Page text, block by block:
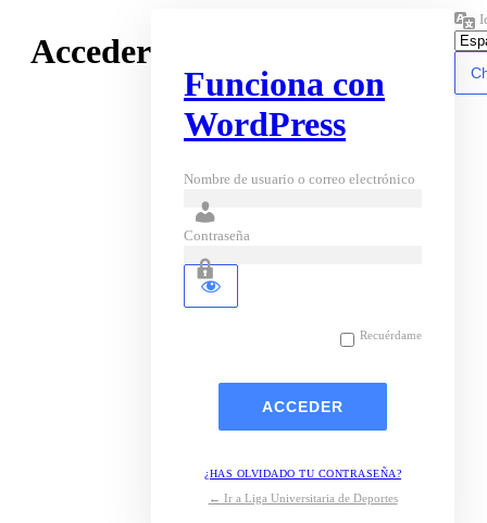
Acceder
Funciona con
WordPress
Nombre de usuario o correo electrónico
Contraseña
Recuérdame
¿HAS OLVIDADO TU CONTRASEÑA?
← Ir a Liga Universitaria de Deportes